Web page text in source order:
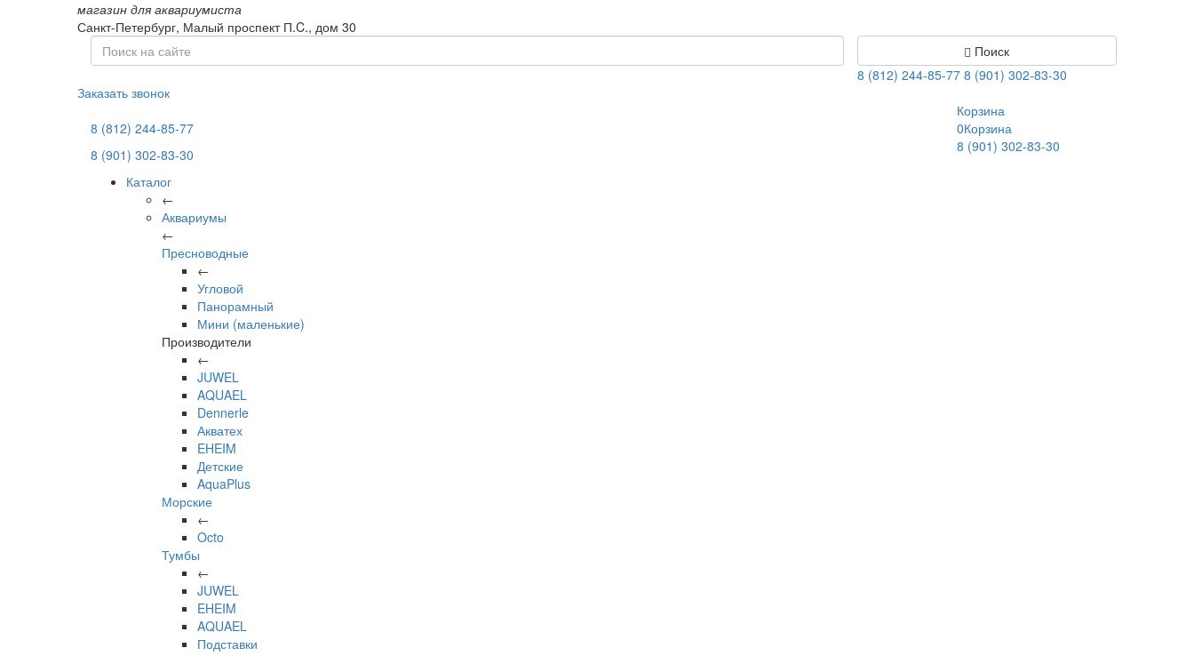
магазин для аквариумиста
Санкт-Петербург, Малый проспект П.C., дом 30
Поиск
8 (812) 244-85-77 8 (901) 302-83-30
Заказать звонок
8 (812) 244-85-77
8 (901) 302-83-30
Каталог
←
Аквариумы
←
Пресноводные
←
Угловой
Панорамный
Мини (маленькие)
Производители
←
JUWEL
AQUAEL
Dennerle
Акватех
EHEIM
Детские
AquaPlus
Морские
←
Octo
Тумбы
←
JUWEL
EHEIM
AQUAEL
Подставки
Корзина
0Корзина
8 (901) 302-83-30